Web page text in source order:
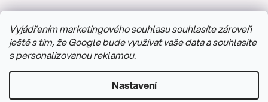
Vyjádřením marketingového souhlasu souhlasíte zároveň
ještě s tím, že Google bude využívat vaše data a souhlasíte
s personalizovanou reklamou.
Nastavení
Upravit nastavení cookies